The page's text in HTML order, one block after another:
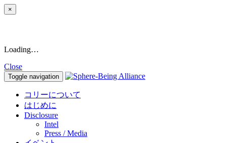
×
Loading…
Close
Toggle navigation
コリーについて
はじめに
Disclosure
Intel
Press / Media